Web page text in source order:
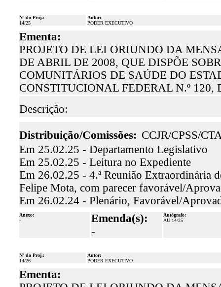
Nº do Proj.:
14/25
Autor:
PODER EXECUTIVO
Ementa:
PROJETO DE LEI ORIUNDO DA
DE ABRIL DE 2008, QUE DISPÕE
COMUNITÁRIOS DE SAÚDE DO
CONSTITUCIONAL FEDERAL N.º 120,
Descrição:
Distribuição/Comissões: CCJR/CPSS/
Em 25.02.25 - Departamento Legislativo
Em 25.02.25 - Leitura no Expediente
Em 26.02.25 - 4.ª Reunião Extraordinária
Felipe Mota, com parecer favorável/
Em 26.02.24 - Plenário, Favorável/
Anexo:
-
Emenda(s):
-
Autógrafo:
AU 14/25
Nº do Proj.:
14/26
Autor:
PODER EXECUTIVO
Ementa: